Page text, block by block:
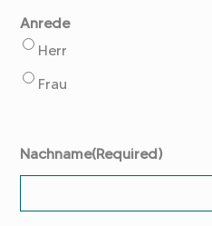
Anrede
Herr
Frau
Nachname(Required)